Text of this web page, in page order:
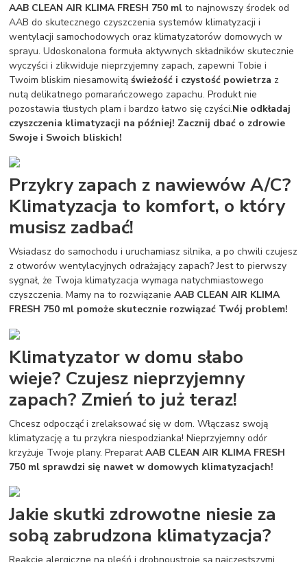
AAB CLEAN AIR KLIMA FRESH 750 ml to najnowszy środek od
AAB do skutecznego czyszczenia systemów klimatyzacji i
wentylacji samochodowych oraz klimatyzatorów domowych w
sprayu. Udoskonalona formuła aktywnych składników skutecznie
wyczyści i zlikwiduje nieprzyjemny zapach, zapewni Tobie i
Twoim bliskim niesamowitąświeżość i czystość powietrza z
nutą delikatnego pomarańczowego zapachu. Produkt nie
pozostawia tłustych plam i bardzo łatwo się czyści.Nie odkładaj
czyszczenia klimatyzacji na później! Zacznij dbać o zdrowie
Swoje i Swoich bliskich!
Przykry zapach z nawiewów A/C?
Klimatyzacja to komfort, o który
musisz zadbać!
Wsiadasz do samochodu i uruchamiasz silnika, a po chwili czujesz
z otworów wentylacyjnych odrażający zapach? Jest to pierwszy
sygnał, że Twoja klimatyzacja wymaga natychmiastowego
czyszczenia. Mamy na to rozwiązanieAAB CLEAN AIR KLIMA
FRESH 750 ml pomoże skutecznie rozwiązać Twój problem!
Klimatyzator w domu słabo
wieje? Czujesz nieprzyjemny
zapach? Zmień to już teraz!
Chcesz odpocząć i zrelaksować się w dom. Włączasz swoją
klimatyzację a tu przykra niespodzianka! Nieprzyjemny odór
krzyżuje Twoje plany. PreparatAAB CLEAN AIR KLIMA FRESH
750 ml sprawdzi się nawet w domowych klimatyzacjach!
Jakie skutki zdrowotne niesie za
sobą zabrudzona klimatyzacja?